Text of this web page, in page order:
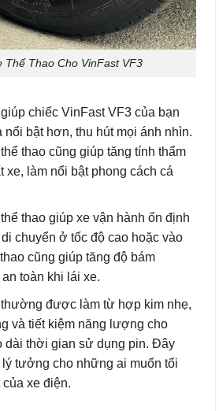
Thể Thao Cho VinFast VF3
chiếc VinFast VF3 của bạn
nổi bật hơn, thu hút mọi ánh nhìn.
thao cũng giúp tăng tính thẩm
xe, làm nổi bật phong cách cá
thao giúp xe vận hành ổn định
chuyển ở tốc độ cao hoặc vào
cũng giúp tăng độ bám
toàn khi lái xe.
thường được làm từ hợp kim nhẹ,
và tiết kiệm năng lượng cho
dài thời gian sử dụng pin. Đây
tưởng cho những ai muốn tối
xe điện.